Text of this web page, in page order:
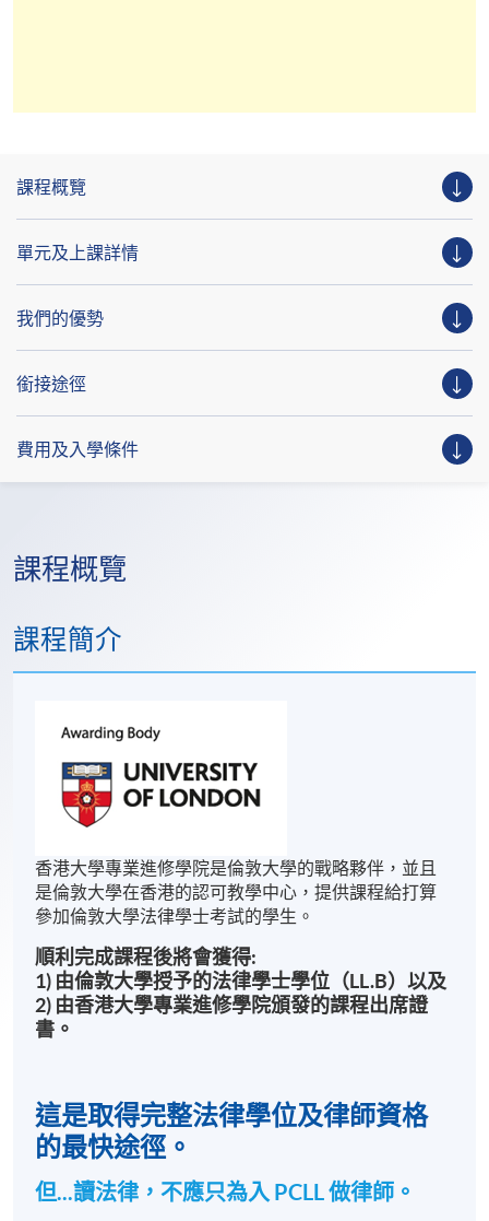
近年平均合格率逾90%，其中4科達100%合格率
一年級）學生合格率達100%
課程概覽
單元及上課詳情
我們的優勢
銜接途徑
費用及入學條件
課程概覽
課程簡介
香港大學專業進修學院是倫敦大學的戰略夥伴，並且
是倫敦大學在香港的認可教學中心，提供課程給打算
參加倫敦大學法律學士考試的學生。
順利完成課程後將會獲得:
1) 由倫敦大學授予的法律學士學位（LL.B）以及
2) 由香港大學專業進修學院頒發的課程出席證
書。
這是取得完整法律學位及律師資格
的最快途徑。
但...讀法律，不應只為入 PCLL 做律師。